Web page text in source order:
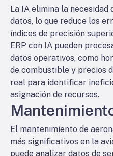
La IA elimina la
datos, lo que reduce los
índices de precisión
ERP con IA pueden
datos operativos, como
de combustible y precios
real para identificar
asignación de recursos.
El mantenimiento de
más significativos en la
puede analizar datos de